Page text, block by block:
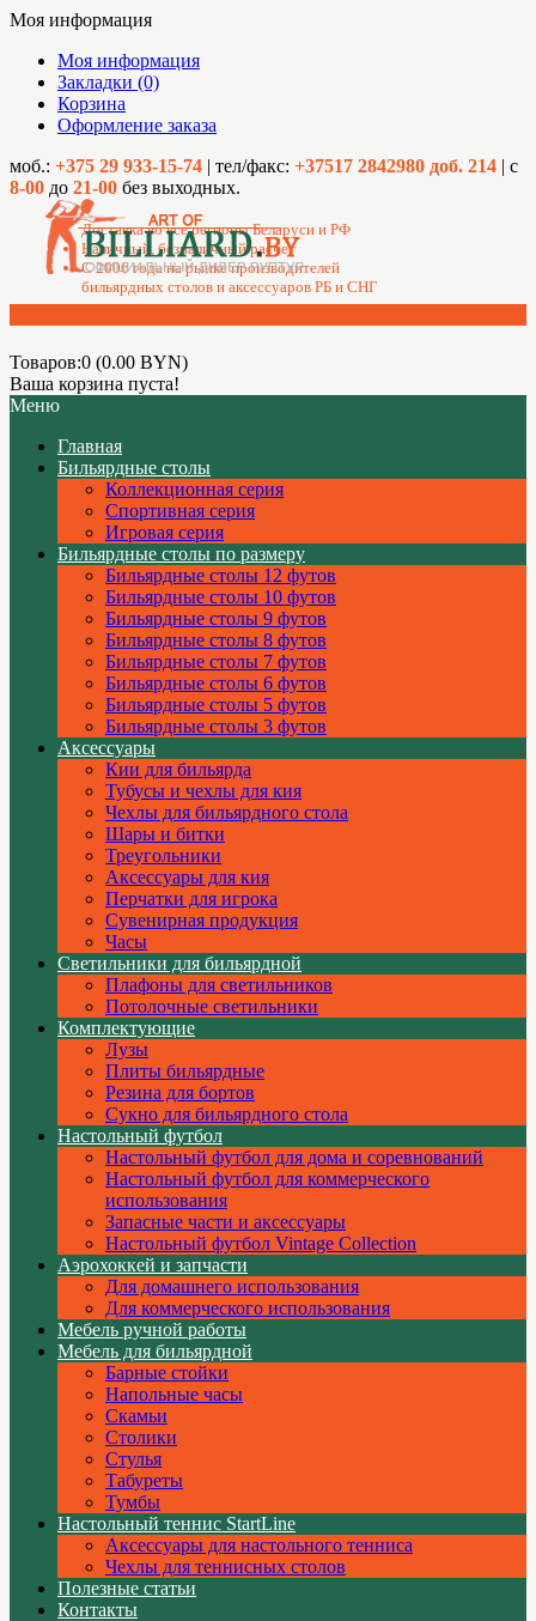
Моя информация
Моя информация
Закладки (0)
Корзина
Оформление заказа
моб.: +375 29 933-15-74 | тел/факс: +37517 2842980 доб. 214 | с
8-00 до 21-00 без выходных.
Доставка во все регионы Беларуси и РФ
Наличный, безналичный расчет
C 2006 года на рынке производителей
бильярдных столов и аксессуаров РБ и СНГ
Товаров:0 (0.00 BYN)
Ваша корзина пуста!
Меню
Главная
Бильярдные столы
Коллекционная серия
Спортивная серия
Игровая серия
Бильярдные столы по размеру
Бильярдные столы 12 футов
Бильярдные столы 10 футов
Бильярдные столы 9 футов
Бильярдные столы 8 футов
Бильярдные столы 7 футов
Бильярдные столы 6 футов
Бильярдные столы 5 футов
Бильярдные столы 3 футов
Аксессуары
Кии для бильярда
Тубусы и чехлы для кия
Чехлы для бильярдного стола
Шары и битки
Треугольники
Аксессуары для кия
Перчатки для игрока
Сувенирная продукция
Часы
Светильники для бильярдной
Плафоны для светильников
Потолочные светильники
Комплектующие
Лузы
Плиты бильярдные
Резина для бортов
Сукно для бильярдного стола
Настольный футбол
Настольный футбол для дома и соревнований
Настольный футбол для коммерческого
использования
Запасные части и аксессуары
Настольный футбол Vintage Collection
Аэрохоккей и запчасти
Для домашнего использования
Для коммерческого использования
Мебель ручной работы
Мебель для бильярдной
Барные стойки
Напольные часы
Скамьи
Столики
Стулья
Табуреты
Тумбы
Настольный теннис StartLine
Аксессуары для настольного тенниса
Чехлы для теннисных столов
Полезные статьи
Контакты